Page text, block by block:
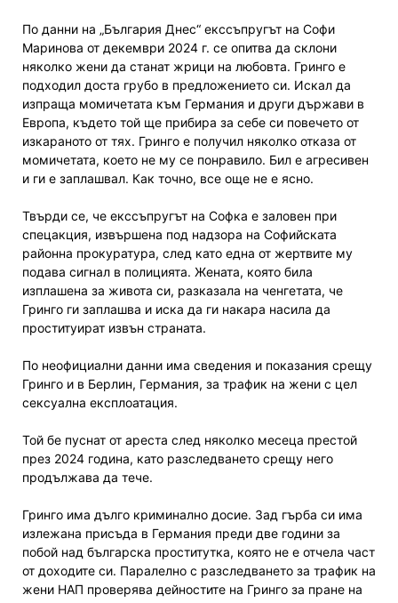
По данни на „България Днес“ екссъпругът на Софи
Маринова от декември 2024 г. се опитва да склони
няколко жени да станат жрици на любовта. Гринго е
подходил доста грубо в предложението си. Искал да
изпраща момичетата към Германия и други държави в
Европа, където той ще прибира за себе си повечето от
изкараното от тях. Гринго е получил няколко отказа от
момичетата, което не му се понравило. Бил е агресивен
и ги е заплашвал. Как точно, все още не е ясно.
Твърди се, че екссъпругът на Софка е заловен при
спецакция, извършена под надзора на Софийската
районна прокуратура, след като една от жертвите му
подава сигнал в полицията. Жената, която била
изплашена за живота си, разказала на ченгетата, че
Гринго ги заплашва и иска да ги накара насила да
проституират извън страната.
По неофициални данни има сведения и показания срещу
Гринго и в Берлин, Германия, за трафик на жени с цел
сексуална експлоатация.
Той бе пуснат от ареста след няколко месеца престой
през 2024 година, като разследването срещу него
продължава да тече.
Гринго има дълго криминално досие. Зад гърба си има
излежана присъда в Германия преди две години за
побой над българска проститутка, която не е отчела част
от доходите си. Паралелно с разследването за трафик на
жени НАП проверява дейностите на Гринго за пране на